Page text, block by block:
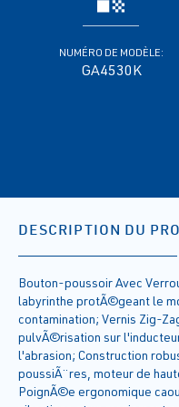
NUMÉRO DE MODÈLE:
GA4530K
DESCRIPTION DU
Bouton-poussoir Avec
labyrinthe protÃ©geant le
contamination; Vernis Zig-
pulvÃ©risation sur
l'abrasion; Construction
poussiÃ¨res, moteur de
PoignÃ©e ergonomique